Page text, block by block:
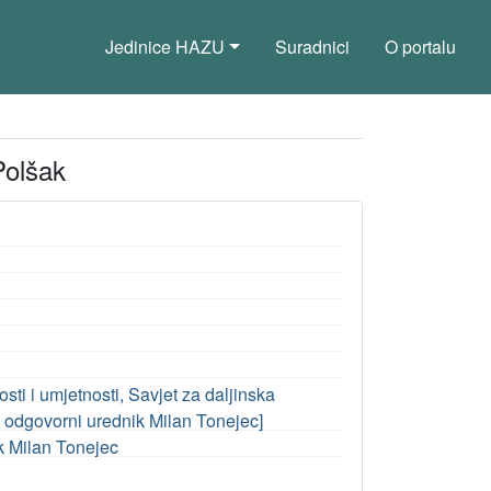
Jedinice HAZU Suradnici O portalu
i umjetnosti, Savjet za daljinska
urednik Milan Tonejec]
Milan Tonejec